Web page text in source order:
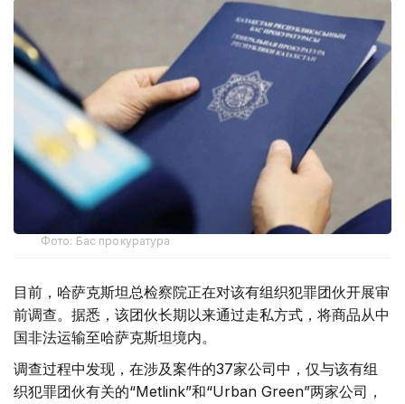
Фото: Бас прокуратура
目前，哈萨克斯坦总检察院正在对该有组织犯罪团伙开展审
前调查。据悉，该团伙长期以来通过走私方式，将商品从中
国非法运输至哈萨克斯坦境内。
调查过程中发现，在涉及案件的37家公司中，仅与该有组
织犯罪团伙有关的“Metlink”和“Urban Green”两家公司，